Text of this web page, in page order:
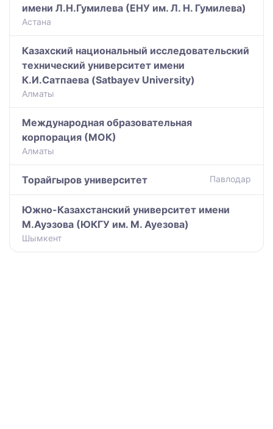
имени Л.Н.Гумилева (ЕНУ им. Л. Н. Гумилева)
Астана
Казахский национальный исследовательский
технический университет имени
К.И.Сатпаева (Satbayev University)
Алматы
Международная образовательная
корпорация (МОК)
Алматы
Торайгыров университет Павлодар
Южно-Казахстанский университет имени
М.Ауэзова (ЮКГУ им. М. Ауезова)
Шымкент